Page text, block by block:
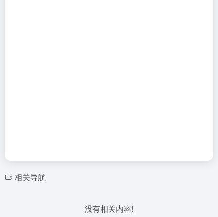
相关导航
没有相关内容!